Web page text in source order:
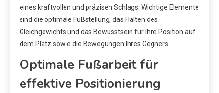
eines kraftvollen und präzisen Schlags. Wichtige Elemente
sind die optimale Fußstellung, das Halten des
Gleichgewichts und das Bewusstsein für Ihre Position auf
dem Platz sowie die Bewegungen Ihres Gegners.
Optimale Fußarbeit für
effektive Positionierung